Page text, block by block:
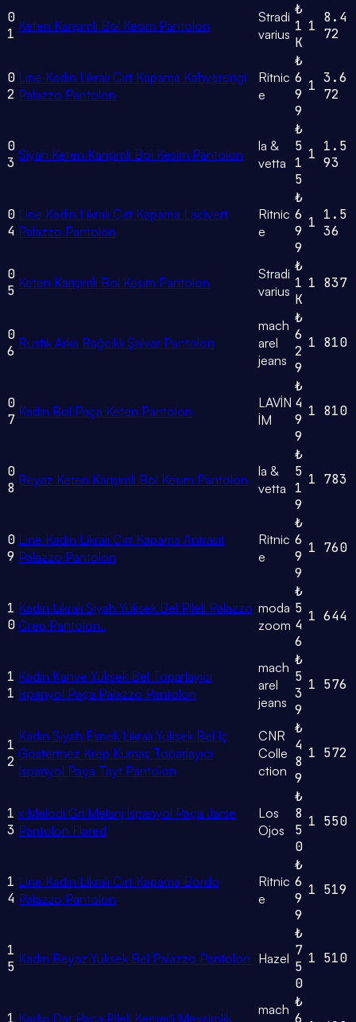
0
1 Keten Karışımlı Bol Kesim Pantolon
Stradi
varius
₺
1
K
1
8.4
72
0
2
Line Kadın Likralı Cırt Kapama Kahverengi
Palazzo Pantolon
Ritnic
e
₺
6
9
9
1 3.6
72
0
3 Siyah Keten Karışımlı Bol Kesim Pantolon
la &
vetta
₺
5
1
5
1 1.5
93
0
4
Line Kadın Likralı Cırt Kapama Lacivert
Palazzo Pantolon
Ritnic
e
₺
6
9
9
1 1.5
36
0
5 Keten Karışımlı Bol Kesim Pantolon
Stradi
varius
₺
1
K
1 837
0
6 Rustik Arka Bağcıklı Şalvar Pantolon
mach
arel
jeans
₺
6
2
9
1 810
0
7 Kadın Bol Paça Keten Pantolon
LAVİN
İM
₺
4
9
9
1 810
0
8 Beyaz Keten Karışımlı Bol Kesim Pantolon
la &
vetta
₺
5
1
9
1 783
0
9
Line Kadın Likralı Cırt Kapama Antrasit
Palazzo Pantolon
Ritnic
e
₺
6
9
9
1 760
1
0
Kadın Likralı Siyah Yüksek Bel Pileli Palazzo
Crep Pantolon..
moda
zoom
₺
5
4
6
1 644
1
1
Kadın Kahve Yüksek Bel Toparlayıcı
Ispanyol Paça Palazzo Pantolon
mach
arel
jeans
₺
5
3
9
1 576
1
2
Kadın Siyah Esnek Likralı Yüksek Bel Iç
Göstermez Krep Kumaş Toparlayıcı
Ispanyol Paça Tayt Pantolon
CNR
Colle
ction
₺
4
8
9
1 572
1
3
x Melodi Gri Melanj İspanyol Paça Jarse
Pantolon Flared
Los
Ojos
₺
8
5
0
1 550
1
4
Line Kadın Likralı Cırt Kapama Bordo
Palazzo Pantolon
Ritnic
e
₺
6
9
9
1 519
1
5 Kadın Beyaz Yüksek Bel Palazzo Pantolon Hazel
₺
7
5
0
1 510
Kadın Dar Paça Pileli Kemerli Mevsimlik
mach ₺